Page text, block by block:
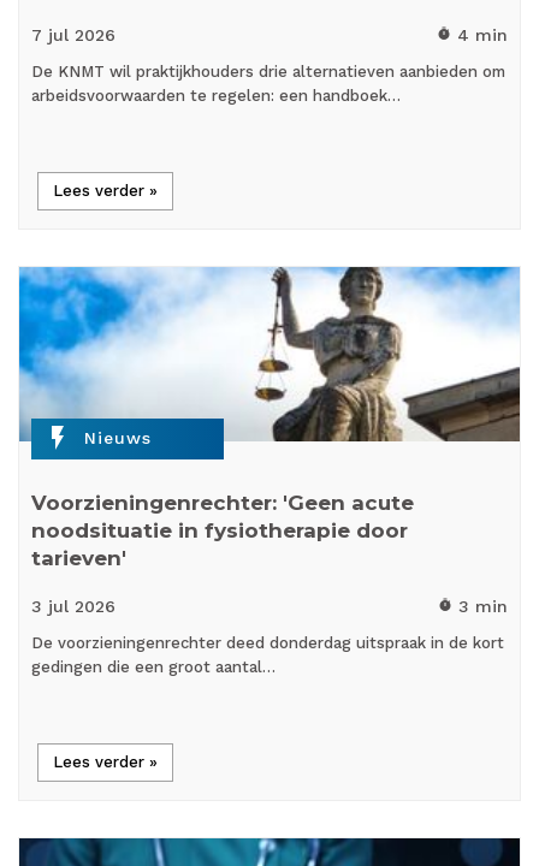
7 jul 2026 timer 4 min
De KNMT wil praktijkhouders drie alternatieven aanbieden om
arbeidsvoorwaarden te regelen: een handboek…
Lees verder »
flash_on Nieuws
Voorzieningenrechter: 'Geen acute
noodsituatie in fysiotherapie door
tarieven'
3 jul 2026 timer 3 min
De voorzieningenrechter deed donderdag uitspraak in de kort
gedingen die een groot aantal…
Lees verder »